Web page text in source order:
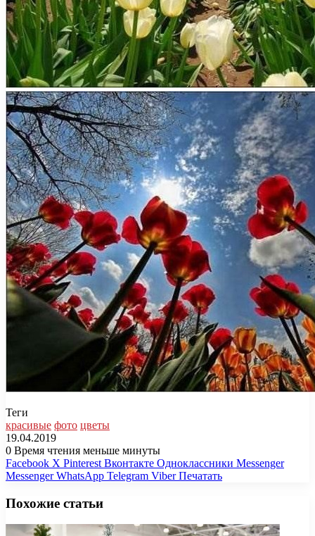
Теги
красивые фото цветы
19.04.2019
0 Время чтения меньше минуты
Facebook X Pinterest Вконтакте Одноклассники Messenger
Messenger WhatsApp Telegram Viber Печатать
Похожие статьи